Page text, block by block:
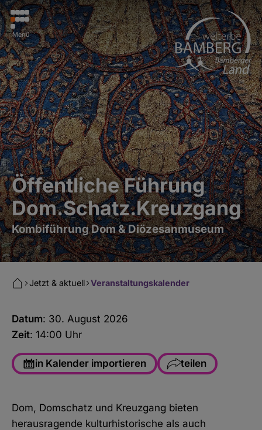
Menü
Öffentliche Führung
Dom.Schatz.Kreuzgang
Kombiführung Dom & Diözesanmuseum
Veranstaltungskalender
Jetzt & aktuell
Datum: 30. August 2026
Zeit: 14:00 Uhr
in Kalender importieren teilen
WhatsApp
Dom, Domschatz und Kreuzgang bieten
herausragende kulturhistorische als auch